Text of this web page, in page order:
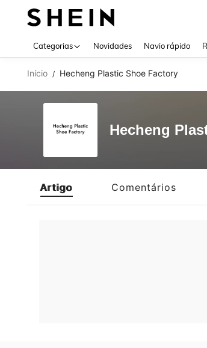
Categorias Novidades Navio rápido
Início / Hecheng Plastic Shoe Factory
Hecheng
Artigo Comentários